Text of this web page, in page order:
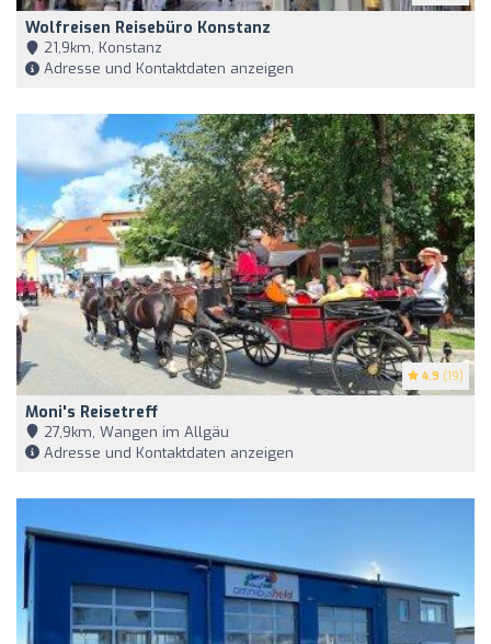
Wolfreisen Reisebüro Konstanz
21,9km, Konstanz
Adresse und Kontaktdaten anzeigen
4.9 (19)
Moni's Reisetreff
27,9km, Wangen im Allgäu
Adresse und Kontaktdaten anzeigen